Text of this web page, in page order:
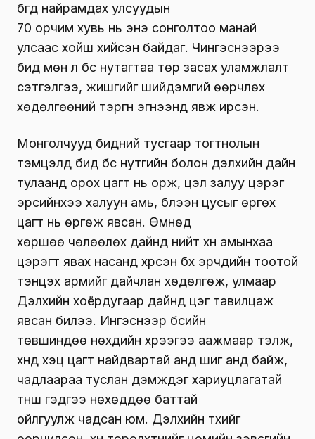
бүгд найрамдах улсуудын
70 орчим хувь нь энэ сонголтоо манай
улсаас хойш хийсэн байдаг. Чингэснээрээ
бид мөн л бүс нутагтаа төр засах уламжлалт
сэтгэлгээ, жишгийг шийдэмгий өөрчлөх
хөдөлгөөний тэргүүн эгнээнд явж ирсэн.
Монголчууд бидний тусгаар тогтнолын
тэмцэлд бид бүс нутгийн болон дэлхийн дайн
тулаанд орох цагт нь орж, цэл залуу цэрэг
эрсийнхээ халуун амь, бүлээн цусыг өргөх
цагт нь өргөж явсан. Өмнөд
хөршөө чөлөөлөх дайнд нийт хүн амынхаа
цэрэгт явах насанд хүрсэн бүх эрчүүдийн тоотой
тэнцэх армийг дайчлан хөдөлгөж, улмаар
Дэлхийн хоёрдугаар дайнд цэг тавилцаж
явсан билээ. Ингэснээр бүсийн
төвшиндөө нөхдийн хүрээгээ аажмаар тэлж,
хүнд хэцүү цагт найдвартай анд шиг анд байж,
чадлаараа туслан дэмждэг хариуцлагатай
түнш гэдгээ нөхөддөө баттай
ойлгуулж чадсан юм. Дэлхийн түүхийг